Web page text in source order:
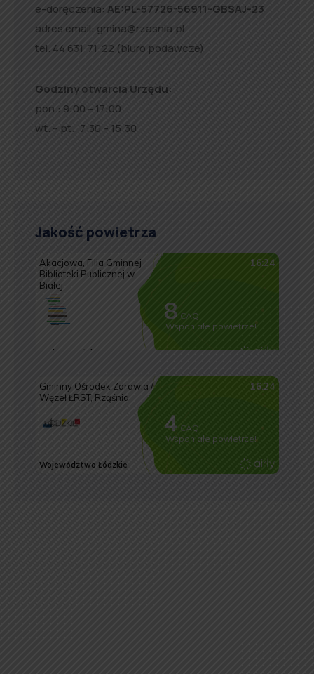
e-doręczenia: AE:PL-57726-56911-GBSAJ-23
adres email: gmina@rzasnia.pl
tel. 44 631-71-22 (biuro podawcze)
Godziny otwarcia Urzędu:
pon.: 9:00 – 17:00
wt. – pt.: 7:30 – 15:30
Jakość powietrza